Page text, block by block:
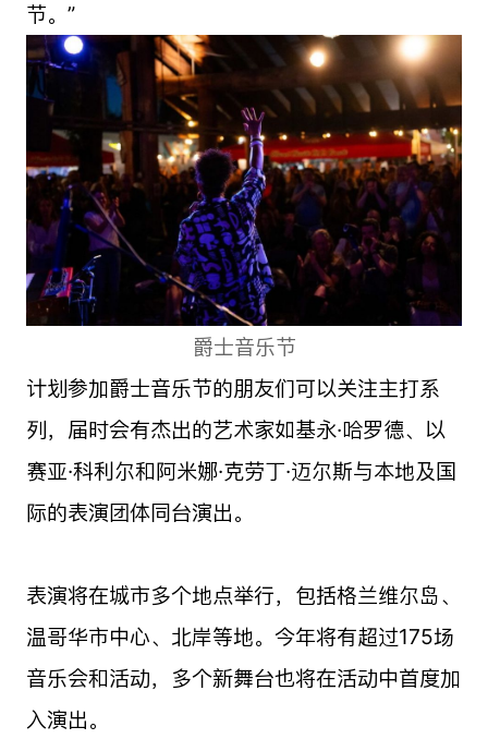
节。”
爵士音乐节
计划参加爵士音乐节的朋友们可以关注主打系
列，届时会有杰出的艺术家如基永·哈罗德、以
赛亚·科利尔和阿米娜·克劳丁·迈尔斯与本地及国
际的表演团体同台演出。
表演将在城市多个地点举行，包括格兰维尔岛、
温哥华市中心、北岸等地。今年将有超过175场
音乐会和活动，多个新舞台也将在活动中首度加
入演出。